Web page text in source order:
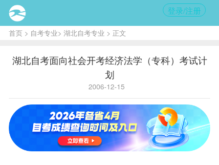
登录/注册
首页> 自考专业> 湖北自考专业 > 正文
湖北自考面向社会开考经济法学（专科）考试计
划
2006-12-15